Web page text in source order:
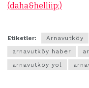
(daha&helliip;)
Etiketler: Arnavutköy
arnavutköy haber
arnavutköy yol